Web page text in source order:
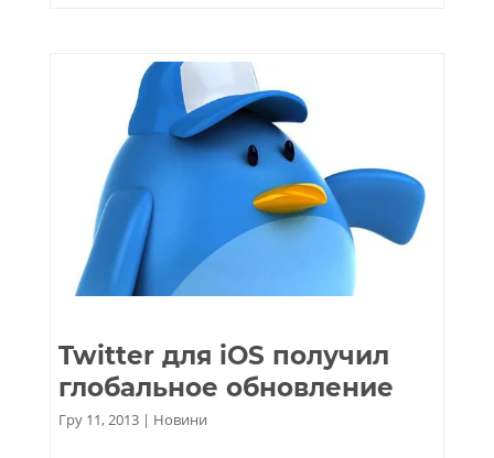
Twitter для iOS получил
глобальное обновление
Гру 11, 2013| Новини